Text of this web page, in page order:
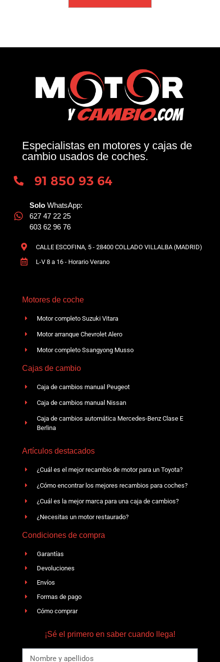
Especialistas en motores y cajas de
cambio usados de coches.
91 850 93 64
Solo WhatsApp:
627 47 22 25
603 62 96 76
CALLE ESCOFINA, 5 - 28400 COLLADO VILLALBA (MADRID)
L-V 8 a 16 - Horario Verano
Motores de coche
Motor completo Suzuki Vitara
Motor arranque Chevrolet Alero
Motor completo Ssangyong Musso
Cajas de cambio
Caja de cambios manual Peugeot
Caja de cambios manual Nissan
Caja de cambios automática Mercedes-Benz Clase E
Berlina
Artículos destacados
¿Cuál es el mejor recambio de motor para un Toyota?
¿Cómo encontrar los mejores recambios para coches?
¿Cuál es la mejor marca para una caja de cambios?
¿Necesitas un motor restaurado?
Condiciones de compra
Garantías
Devoluciones
Envíos
Formas de pago
Cómo comprar
¡Sé el primero en saber cuando llega!